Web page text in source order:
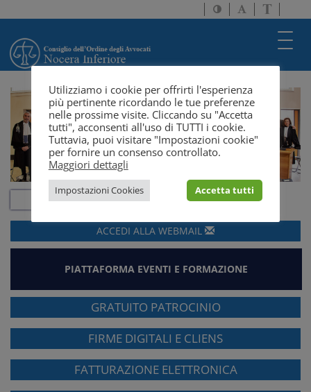
Attiva/disattiva
alto
Attiva/
dimensione
a
solo
ACCEDI ALLA WEBMAIL
PIATTAFORMA EVENTI E FORMAZIONE
GRATUITO PATROCINIO
FIRME DIGITALI E CLIENS
FATTURAZIONE ELETTRONICA
Utilizziamo i cookie per offrirti l'esperienza
più pertinente ricordando le tue preferenze
nelle prossime visite. Cliccando su "Accetta
tutti", acconsenti all'uso di TUTTI i cookie.
Tuttavia, puoi visitare "Impostazioni cookie"
per fornire un consenso controllato.
Maggiori dettagli
Impostazioni Cookies Accetta tutti